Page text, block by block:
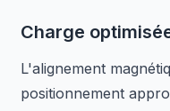
Charge
L'alignement
positionnement